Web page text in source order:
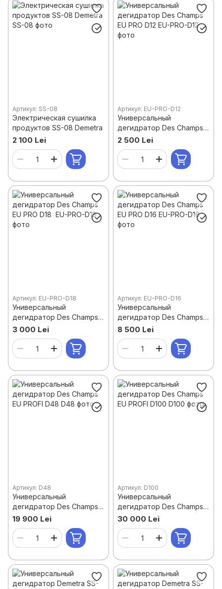
Артикул: SS-08
Электрическая сушилка
продуктов SS-08 Demetra
2 100 Lei
Артикул: EU-PRO-D12
Универсальный
дегидратор Des Champs
EU PRO D12
2 500 Lei
Артикул: EU-PRO-D18
Универсальный
дегидратор Des Champs
EU PRO D18
3 000 Lei
Артикул: EU-PRO-D16
Универсальный
дегидратор Des Champs
EU PRO D16
8 500 Lei
Артикул: D48
Универсальный
дегидратор Des Champs
EU PROFI D48
19 900 Lei
Артикул: D100
Универсальный
дегидратор Des Champs
EU PROFI D100
30 000 Lei